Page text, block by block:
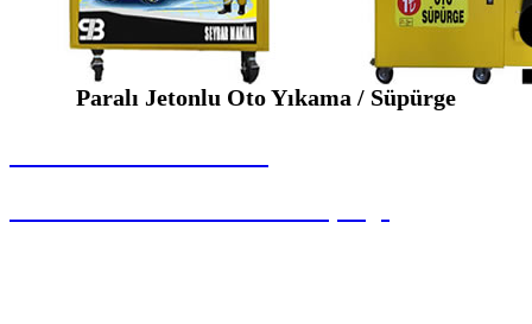
Paralı Jetonlu Oto Yıkama / Süpürge